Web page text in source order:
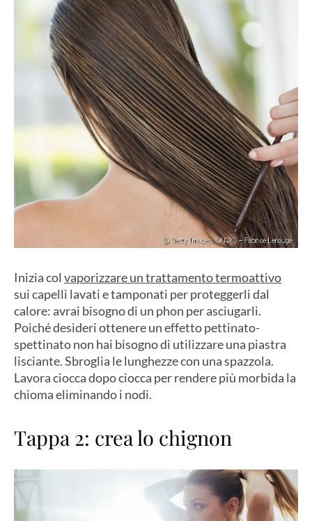
Inizia col vaporizzare un trattamento termoattivo
sui capelli lavati e tamponati per proteggerli dal
calore: avrai bisogno di un phon per asciugarli.
Poiché desideri ottenere un effetto pettinato-
spettinato non hai bisogno di utilizzare una piastra
lisciante. Sbroglia le lunghezze con una spazzola.
Lavora ciocca dopo ciocca per rendere più morbida la
chioma eliminando i nodi.
Tappa 2: crea lo chignon